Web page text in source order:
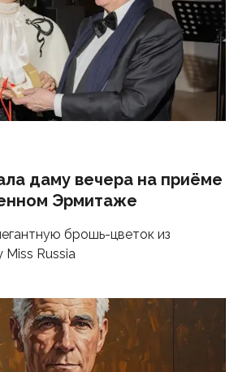
даму вечера на приёме
Эрмитаже
брошь-цветок из
Miss Russia